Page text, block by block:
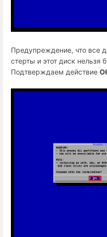
Предупреждение, что все
стерты и этот диск нельзя
Подтверждаем действие